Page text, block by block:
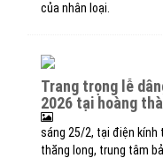
của nhân loại.
trang trọng lễ dâng hương khai xuân bính ngọ
2026 tại hoàng
sáng 25/2, tại điện kính
thăng long, trung tâm